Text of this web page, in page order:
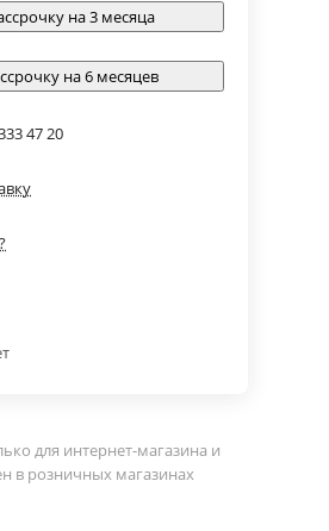
на 3 месяца
на 6 месяцев
47 20
для интернет-магазина и
в розничных магазинах